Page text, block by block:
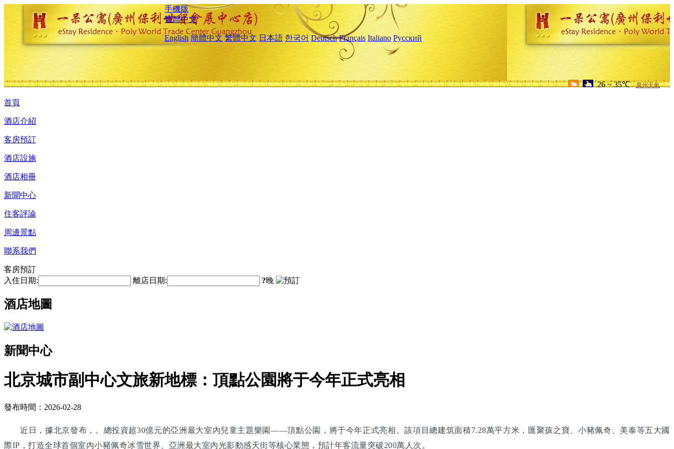
手機版
繁體中文
English 簡體中文 繁體中文 日本語 한국어 Deutsch Français Italiano Русский
26 ~ 35℃ 廣州天氣
首頁
酒店介紹
客房預訂
酒店設施
酒店相冊
新聞中心
住客評論
周邊景點
聯系我們
客房預訂
入住日期:
離店日期: ?晚
酒店地圖
新聞中心
北京城市副中心文旅新地標：頂點公園將于今年正式亮相
發布時間：2026-02-28
近日，據北京發布，。總投資超30億元的亞洲最大室內兒童主題樂園——頂點公園，將于今年正式亮相。該項目總建筑面積7.28萬平方米，匯聚孩之寶、小豬佩奇、美泰等五大國
際IP，打造全球首個室內小豬佩奇冰雪世界、亞洲最大室內光影動感天街等核心業態，預計年客流量突破200萬人次。